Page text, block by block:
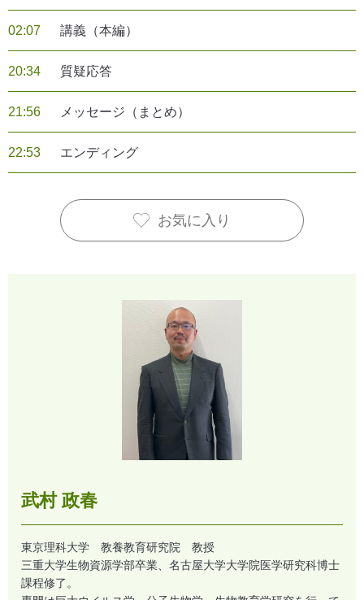
02:07 講義（本編）
20:34 質疑応答
21:56 メッセージ（まとめ）
22:53 エンディング
お気に入り
武村 政春
東京理科大学 教養教育研究院 教授
三重大学生物資源学部卒業、名古屋大学大学院医学研究科博士
課程修了。